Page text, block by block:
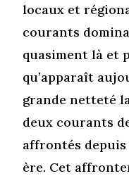
locaux et
courants
quasiment là et
qu’apparaît
grande netteté
deux courants
affrontés
ère. Cet